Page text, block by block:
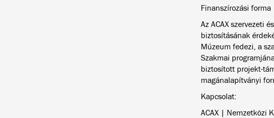
Finanszírozási forma
Az ACAX szervezeti
biztosításának
Múzeum fedezi, a
Szakmai
biztosított projekt-
magánalapítványi
Kapcsolat:
ACAX | Nemzetközi